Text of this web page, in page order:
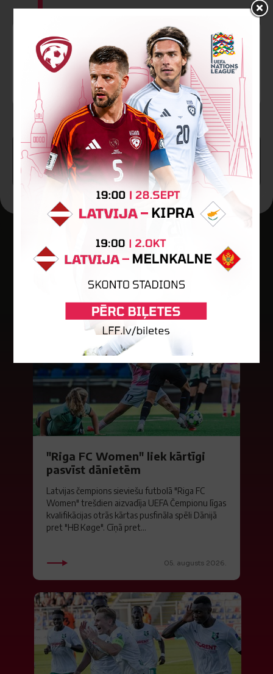
87’ Dzeltenā kartīte
Salvijs Cipruss
SPĒLE BEIGUSIES!
Jaunākās ziņas
"Riga FC Women" liek kārtīgi
pasvīst dānietēm
Latvijas čempions sieviešu futbolā "Riga FC
Women" trešdien aizvadīja UEFA Čempionu līgas
kvalifikācijas otrās kārtas pusfināla spēli Dānijā
pret "HB Køge". Cīņā pret...
05. augusts 2026.